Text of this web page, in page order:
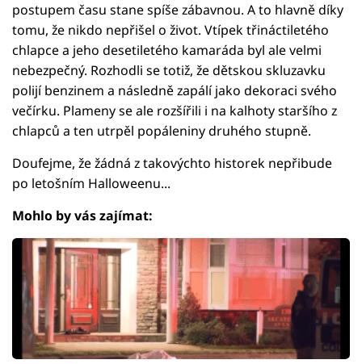
postupem času stane spíše zábavnou. A to hlavně díky
tomu, že nikdo nepřišel o život. Vtípek třináctiletého
chlapce a jeho desetiletého kamaráda byl ale velmi
nebezpečný. Rozhodli se totiž, že dětskou skluzavku
polijí benzinem a následně zapálí jako dekoraci svého
večírku. Plameny se ale rozšířili i na kalhoty staršího z
chlapců a ten utrpěl popáleniny druhého stupně.
Doufejme, že žádná z takovýchto historek nepřibude
po letošním Halloweenu...
Mohlo by vás zajímat: